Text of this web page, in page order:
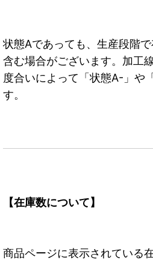
状態Aであっても、生産段階
含む場合がございます。加工
度合いによって「状態A-」や
す。
【在庫数について】
商品ページに表示されている